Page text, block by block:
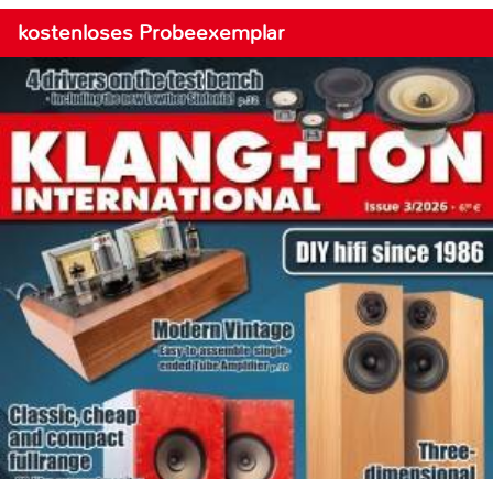
kostenloses Probeexemplar